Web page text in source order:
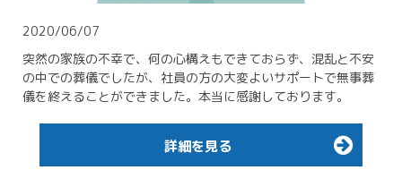
2020/06/07
突然の家族の不幸で、何の心構えもできておらず、混乱と不安
の中での葬儀でしたが、社員の方の大変よいサポートで無事葬
儀を終えることができました。本当に感謝しております。
詳細を見る